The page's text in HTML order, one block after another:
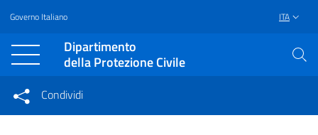
Vai al contenuto principale
Raggiungi il piè di pagina
Governo Italiano ITA
Dipartimento
della Protezione Civile
Condividi su Facebook
Condividi
Condividi sui social network